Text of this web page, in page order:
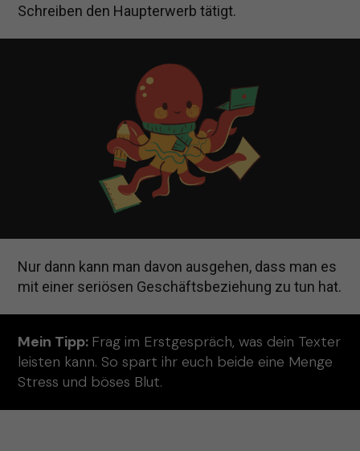
Schreiben den Haupterwerb tätigt.
Nur dann kann man davon ausgehen, dass man es
mit einer seriösen Geschäftsbeziehung zu tun hat.
Mein Tipp: Frag im Erstgespräch, was dein Texter
leisten kann. So spart ihr euch beide eine Menge
Stress und böses Blut.